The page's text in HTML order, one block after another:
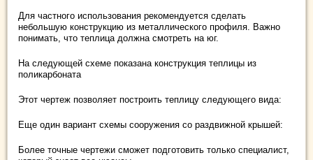
Для частного использования рекомендуется сделать
небольшую конструкцию из металлического профиля. Важно
понимать, что теплица должна смотреть на юг.
На следующей схеме показана конструкция теплицы из
поликарбоната
Этот чертеж позволяет построить теплицу следующего вида:
Еще один вариант схемы сооружения со раздвижной крышей:
Более точные чертежи сможет подготовить только специалист,